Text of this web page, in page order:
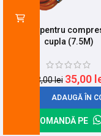
Furtun pentru
cupla (7.5M)
43,00lei 35,00
ADAUGĂ ÎN
COMANDĂ PE